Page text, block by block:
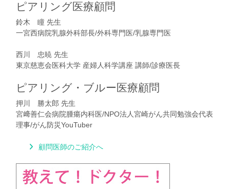
ピアリング医療顧問
鈴木 瞳 先生
一宮西病院乳腺外科部長/外科専門医/乳腺専門医
西川 忠暁 先生
東京慈恵会医科大学 産婦人科学講座 講師/診療医長
ピアリング・ブルー医療顧問
押川 勝太郎 先生
宮﨑善仁会病院腫瘍内科医/NPO法人宮崎がん共同勉強会代表
理事/がん防災YouTuber
顧問医師のご紹介へ